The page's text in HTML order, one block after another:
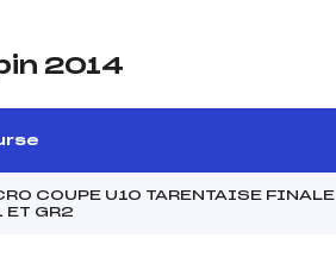
2014
COUPE U10 TARENTAISE FINALE
ET GR2